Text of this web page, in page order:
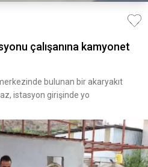
çalışanına kamyonet
bulunan bir akaryakıt
istasyon girişinde yo